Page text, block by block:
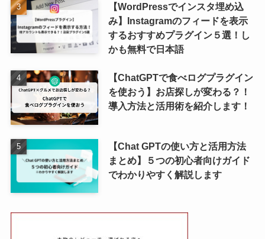
【WordPressでインスタ埋め込
み】Instagramのフィードを表示
するおすすめプラグイン５選！し
かも無料で日本語
【ChatGPTで食べログプラグイン
を使おう】お店探しが変わる？！
導入方法と活用術を紹介します！
【Chat GPTの使い方と活用方法
まとめ】５つの初心者向けガイド
でわかりやすく解説します